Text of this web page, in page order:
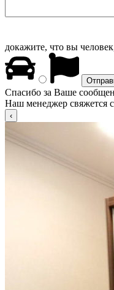
докажите, что вы
Спасибо за Ваше
Наш менеджер свяжется